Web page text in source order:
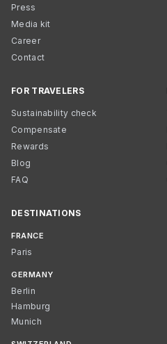
Press
Media kit
Career
Contact
FOR TRAVELERS
Sustainability check
Compensate
Rewards
Blog
FAQ
DESTINATIONS
FRANCE
Paris
GERMANY
Berlin
Hamburg
Munich